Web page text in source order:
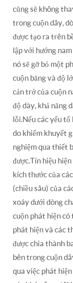
cũng sẽ không
trong cuộn dây,
được tạo ra trên
lập với hướng
nó sẽ gỡ bỏ một
cuộn băng và độ
cản trở của cuộn
độ dày, khả năng
lỗi.Nếu các yếu
do khiếm khuyết
nghiệm qua thiết
được.Tín hiệu
kích thước của
(chiều sâu) của
xoáy dưới dòng
cuộn phát hiện có
phát hiện và các
được chia thành
bên trong cuộn
qua việc phát